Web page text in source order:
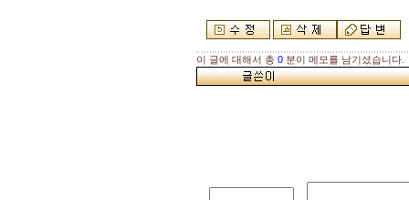
이 글에 대해서 총 0 분이 메모를 남기셨습니다.